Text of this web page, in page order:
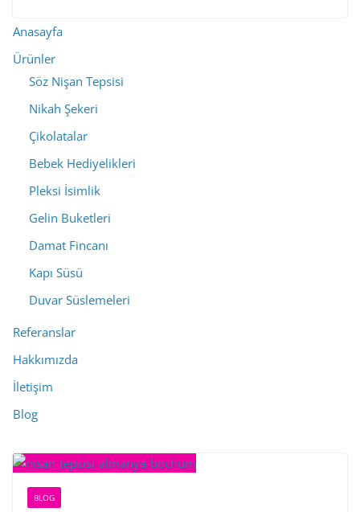
Anasayfa
Ürünler
Söz Nişan Tepsisi
Nikah Şekeri
Çikolatalar
Bebek Hediyelikleri
Pleksi İsimlik
Gelin Buketleri
Damat Fincanı
Kapı Süsü
Duvar Süslemeleri
Referanslar
Hakkımızda
İletişim
Blog
BLOG